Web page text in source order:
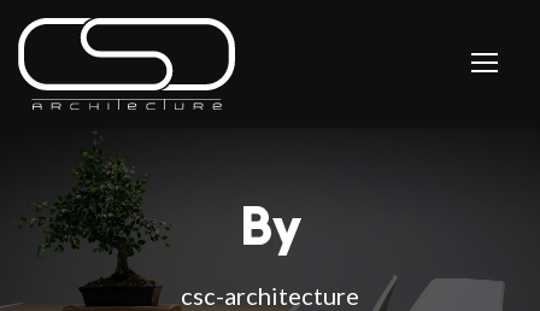
By
csc-architecture